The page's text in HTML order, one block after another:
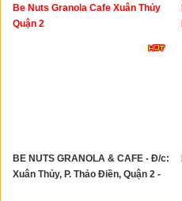
Be Nuts Granola Cafe Xuân Thủy
Quận 2
BE NUTS GRANOLA & CAFE - Đ/c:
Xuân Thủy, P. Thảo Điền, Quận 2 -